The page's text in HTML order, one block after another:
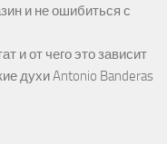
и не ошибиться с
и от чего это зависит
духи Antonio Banderas